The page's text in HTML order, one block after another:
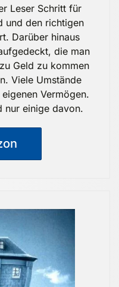
Leser Schritt für
und den richtigen
Darüber hinaus
die man
Geld zu kommen
Viele Umstände
Vermögen.
nur einige davon.